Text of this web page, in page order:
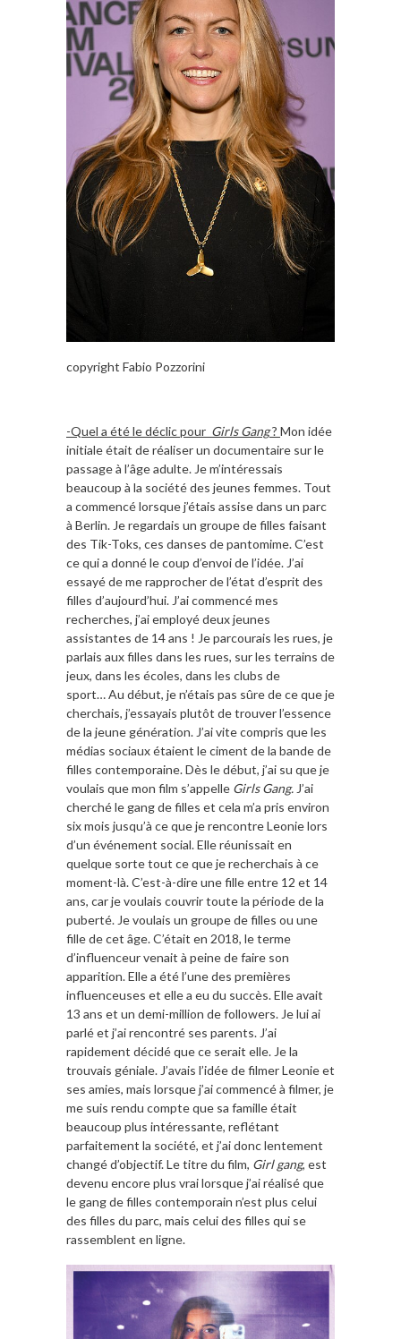
copyright Fabio Pozzorini
-Quel a été le déclic pour Girls Gang? Mon idée
initiale était de réaliser un documentaire sur le
passage à l’âge adulte. Je m’intéressais
beaucoup à la société des jeunes femmes. Tout
a commencé lorsque j’étais assise dans un parc
à Berlin. Je regardais un groupe de filles faisant
des Tik-Toks, ces danses de pantomime. C’est
ce qui a donné le coup d’envoi de l’idée. J’ai
essayé de me rapprocher de l’état d’esprit des
filles d’aujourd’hui. J’ai commencé mes
recherches, j’ai employé deux jeunes
assistantes de 14 ans ! Je parcourais les rues, je
parlais aux filles dans les rues, sur les terrains de
jeux, dans les écoles, dans les clubs de
sport… Au début, je n’étais pas sûre de ce que je
cherchais, j’essayais plutôt de trouver l’essence
de la jeune génération. J’ai vite compris que les
médias sociaux étaient le ciment de la bande de
filles contemporaine. Dès le début, j’ai su que je
voulais que mon film s’appelle Girls Gang. J’ai
cherché le gang de filles et cela m’a pris environ
six mois jusqu’à ce que je rencontre Leonie lors
d’un événement social. Elle réunissait en
quelque sorte tout ce que je recherchais à ce
moment-là. C’est-à-dire une fille entre 12 et 14
ans, car je voulais couvrir toute la période de la
puberté. Je voulais un groupe de filles ou une
fille de cet âge. C’était en 2018, le terme
d’influenceur venait à peine de faire son
apparition. Elle a été l’une des premières
influenceuses et elle a eu du succès. Elle avait
13 ans et un demi-million de followers. Je lui ai
parlé et j’ai rencontré ses parents. J’ai
rapidement décidé que ce serait elle. Je la
trouvais géniale. J’avais l’idée de filmer Leonie et
ses amies, mais lorsque j’ai commencé à filmer, je
me suis rendu compte que sa famille était
beaucoup plus intéressante, reflétant
parfaitement la société, et j’ai donc lentement
changé d’objectif. Le titre du film, Girl gang, est
devenu encore plus vrai lorsque j’ai réalisé que
le gang de filles contemporain n’est plus celui
des filles du parc, mais celui des filles qui se
rassemblent en ligne.